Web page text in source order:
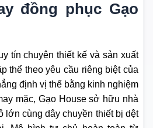
đồng phục Gạo
tín chuyên thiết kế và sản xuất
thể theo yêu cầu riêng biệt của
định vị thế bằng kinh nghiệm
mặc, Gạo House sở hữu nhà
lớn cùng dây chuyền thiết bị dệt